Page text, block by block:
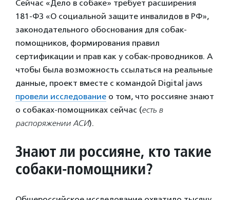
Сейчас «Дело в собаке» требует расширения
181-ФЗ «О социальной защите инвалидов в РФ»,
законодательного обоснования для собак-
помощников, формирования правил
сертификации и прав как у собак-проводников. А
чтобы была возможность ссылаться на реальные
данные, проект вместе с командой Digital jaws
провели исследование о том, что россияне знают
о собаках-помощниках сейчас (есть в
распоряжении АСИ).
Знают ли россияне, кто такие
собаки-помощники?